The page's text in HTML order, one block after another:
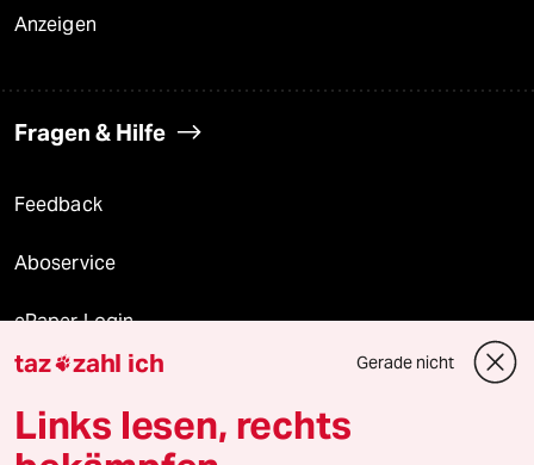
Anzeigen
Fragen & Hilfe
Feedback
Aboservice
ePaper Login
Downloads für Abonnierende
taz zahl ich Gerade nicht
Links lesen, rechts